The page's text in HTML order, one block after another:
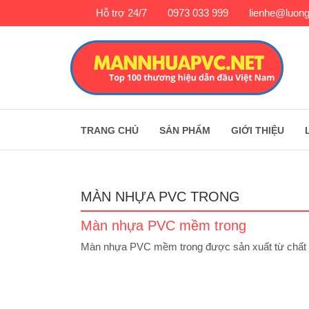
Hỗ trợ 24/7 0973 033 999
TRANG CHỦ SẢN PHẨM GIỚI THIỆU
MÀN NHỰA PVC TRONG
Màn nhựa PVC mềm trong
Màn nhựa PVC mềm trong được sản xuất từ